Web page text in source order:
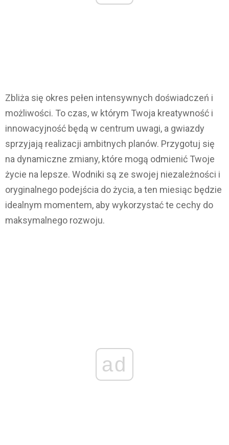
Zbliża się okres pełen intensywnych doświadczeń i
możliwości. To czas, w którym Twoja kreatywność i
innowacyjność będą w centrum uwagi, a gwiazdy
sprzyjają realizacji ambitnych planów. Przygotuj się
na dynamiczne zmiany, które mogą odmienić Twoje
życie na lepsze. Wodniki są ze swojej niezależności i
oryginalnego podejścia do życia, a ten miesiąc będzie
idealnym momentem, aby wykorzystać te cechy do
maksymalnego rozwoju.
ad